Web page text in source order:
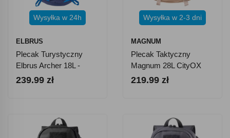
Wysyłka w 24h
ELBRUS
Plecak Turystyczny
Elbrus Archer 18L -
Niebieski
239.99 zł
Wysyłka w 2-3 dni
MAGNUM
Plecak Taktyczny
Magnum 28L CityOX
Desert
219.99 zł